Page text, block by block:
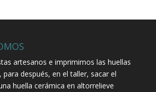
artesanos e imprimimos las huellas
para después, en el taller, sacar el
huella cerámica en altorrelieve